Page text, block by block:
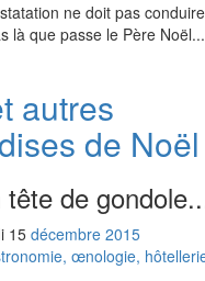
ne doit pas
là que passe le Père Noël...
autres
de
de
15 décembre 2015
œnologie,